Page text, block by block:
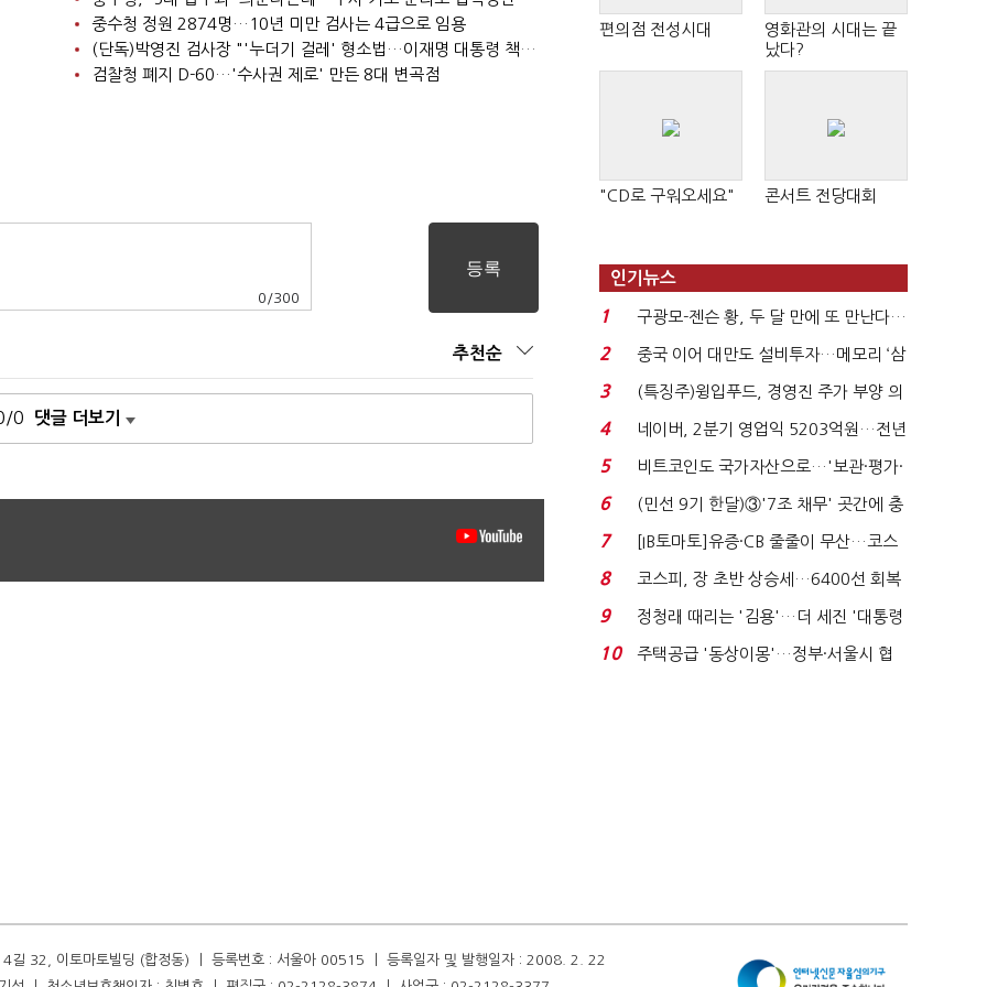
중수청 정원 2874명…10년 미만 검사는 4급으로 임용
(단독)박영진 검사장 "'누더기 걸레' 형소법…이재명 대통령 책임져야"
검찰청 폐지 D-60…'수사권 제로' 만든 8대 변곡점
0 /300
추천순
0 댓글 더보기
편의점 전성시대
영화관의 시대는 끝
났다?
"CD로 구워오세요" 콘서트 전당대회
인기뉴스
1
구광모-젠슨 황, 두 달 만에 또 만난다…
로봇·AI 등 논...
2
중국 이어 대만도 설비투자…메모리 ‘삼
국전쟁’
3
(특징주)윙입푸드, 경영진 주가 부양 의
지에 상한가...
4
네이버, 2분기 영업익 5203억원…전년
비 0.2% 감소...
5
비트코인도 국가자산으로…'보관·평가·
처분' 기준은 ...
6
(민선 9기 한달)③'7조 채무' 곳간에 충
격…추미애, 20년...
7
[IB토마토]유증·CB 줄줄이 무산…코스
닥 벌점 급증에 ...
8
코스피, 장 초반 상승세…6400선 회복
시도
9
정청래 때리는 '김용'…더 세진 '대통령
최측근' 입...
10
주택공급 '동상이몽'…정부·서울시 협
4길 32, 이토마토빌딩 (합정동) ㅣ 등록번호 : 서울아 00515 ㅣ 등록일자 및 발행일자 : 2008. 2. 22